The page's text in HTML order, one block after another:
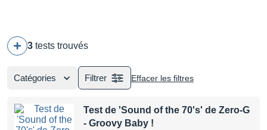
3 tests trouvés
Catégories Filtrer Effacer les filtres
Test de 'Sound of the 70's' de Zero-G
- Groovy Baby !